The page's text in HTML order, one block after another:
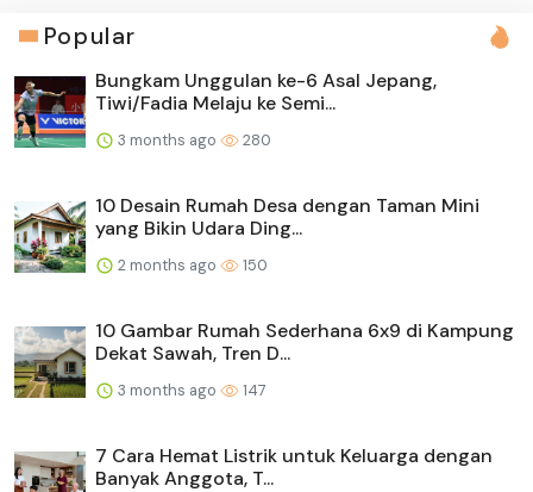
Popular
Bungkam Unggulan ke-6 Asal Jepang,
Tiwi/Fadia Melaju ke Semi...
3 months ago 280
10 Desain Rumah Desa dengan Taman Mini
yang Bikin Udara Ding...
2 months ago 150
10 Gambar Rumah Sederhana 6x9 di Kampung
Dekat Sawah, Tren D...
3 months ago 147
7 Cara Hemat Listrik untuk Keluarga dengan
Banyak Anggota, T...